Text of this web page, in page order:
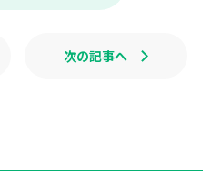
次の記事へ